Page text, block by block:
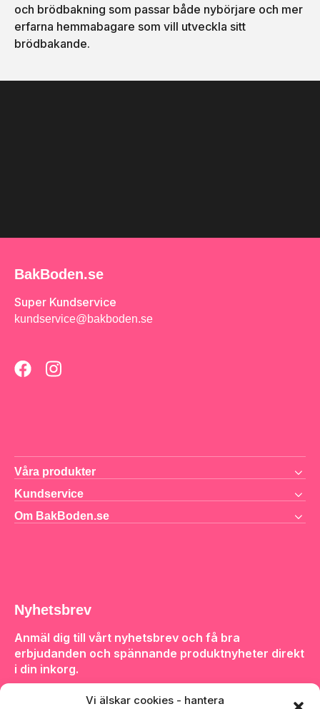
Vi älskar cookies - hantera
och brödbakning som passar både nybörjare och mer
erfarna hemmabagare som vill utveckla sitt
brödbakande.
BakBoden.se
Super Kundservice
kundservice@bakboden.se
Våra produkter
Kundservice
Om BakBoden.se
Nyhetsbrev
Anmäl dig till vårt nyhetsbrev och få bra
erbjudanden och spännande produktnyheter direkt
i din inkorg.